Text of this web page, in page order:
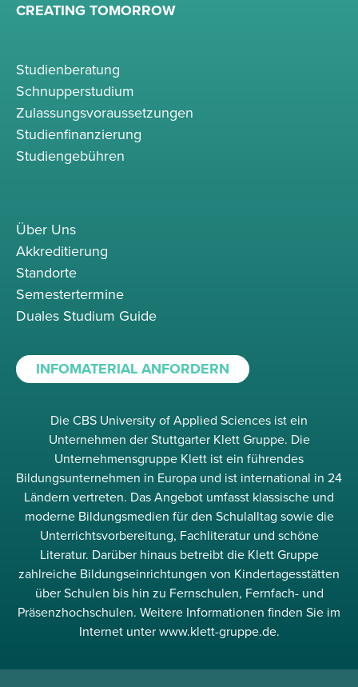
CREATING TOMORROW
Studienberatung
Schnupperstudium
Zulassungsvoraussetzungen
Studienfinanzierung
Studiengebühren
Über Uns
Akkreditierung
Standorte
Semestertermine
Duales Studium Guide
INFOMATERIAL ANFORDERN
Die CBS University of Applied Sciences ist ein
Unternehmen der Stuttgarter Klett Gruppe. Die
Unternehmensgruppe Klett ist ein führendes
Bildungsunternehmen in Europa und ist international in 24
Ländern vertreten. Das Angebot umfasst klassische und
moderne Bildungsmedien für den Schulalltag sowie die
Unterrichtsvorbereitung, Fachliteratur und schöne
Literatur. Darüber hinaus betreibt die Klett Gruppe
zahlreiche Bildungseinrichtungen von Kindertagesstätten
über Schulen bis hin zu Fernschulen, Fernfach- und
Präsenzhochschulen. Weitere Informationen finden Sie im
Internet unter www.klett-gruppe.de.